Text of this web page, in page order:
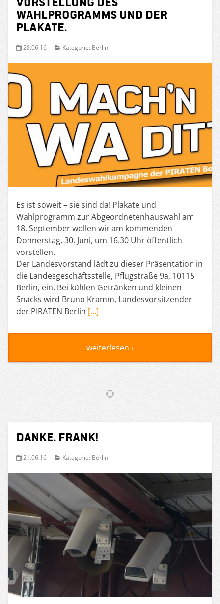
Wahlprogramms und der
Plakate.
28.06.16 Kategorie: Berlin
Es ist soweit – sie sind da! Plakate und
Wahlprogramm zur Abgeordnetenhauswahl am
18. September wollen wir am kommenden
Donnerstag, 30. Juni, um 16.30 Uhr öffentlich
vorstellen.
Der Landesvorstand lädt zu dieser Präsentation in
die Landesgeschäftsstelle, Pflugstraße 9a, 10115
Berlin, ein. Bei kühlen Getränken und kleinen
Snacks wird Bruno Kramm, Landesvorsitzender
der PIRATEN Berlin […]
weiterlesen ›
Danke, Frank!
21.06.16 Kategorie: Berlin